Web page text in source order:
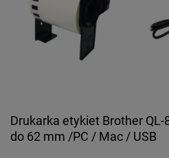
Drukarka etykiet Brother
do 62 mm /PC / Mac / USB